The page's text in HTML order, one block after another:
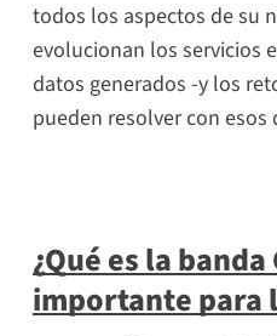
todos los aspectos de su
evolucionan los servicios
datos generados -y los
pueden resolver con
¿Qué es la
importante para